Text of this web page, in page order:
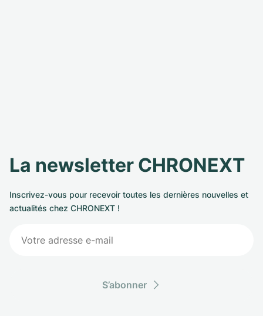
La newsletter CHRONEXT
Inscrivez-vous pour recevoir toutes les dernières nouvelles et
actualités chez CHRONEXT !
S’abonner